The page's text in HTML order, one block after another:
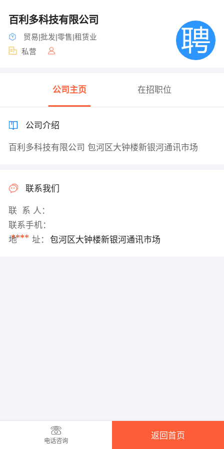
百利多科技有限公司
贸易|批发|零售|租赁业
私营
公司主页 在招职位
公司介绍
百利多科技有限公司 包河区大钟楼新银河通讯市场
联系我们
联 系 人：
联系手机：
****
地 址： 包河区大钟楼新银河通讯市场
电话咨询
返回首页